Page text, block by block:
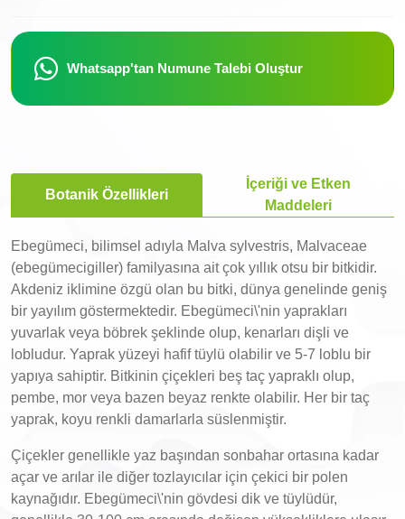
Whatsapp'tan Numune Talebi Oluştur
Botanik Özellikleri
İçeriği ve Etken
Maddeleri
Ebegümeci, bilimsel adıyla Malva sylvestris, Malvaceae
(ebegümecigiller) familyasına ait çok yıllık otsu bir bitkidir.
Akdeniz iklimine özgü olan bu bitki, dünya genelinde geniş
bir yayılım göstermektedir. Ebegümeci\'nin yaprakları
yuvarlak veya böbrek şeklinde olup, kenarları dişli ve
lobludur. Yaprak yüzeyi hafif tüylü olabilir ve 5-7 loblu bir
yapıya sahiptir. Bitkinin çiçekleri beş taç yapraklı olup,
pembe, mor veya bazen beyaz renkte olabilir. Her bir taç
yaprak, koyu renkli damarlarla süslenmiştir.
Çiçekler genellikle yaz başından sonbahar ortasına kadar
açar ve arılar ile diğer tozlayıcılar için çekici bir polen
kaynağıdır. Ebegümeci\'nin gövdesi dik ve tüylüdür,